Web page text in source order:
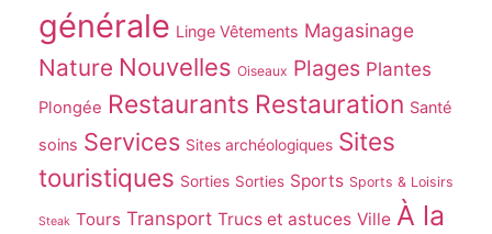
générale Linge Vêtements Magasinage
Nature Nouvelles Oiseaux Plages Plantes
Plongée Restaurants Restauration Santé
soins Services Sites archéologiques Sites
touristiques Sorties Sorties Sports Sports & Loisirs
Steak Tours Transport Trucs et astuces Ville À la